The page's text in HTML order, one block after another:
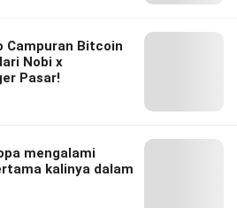
Campuran Bitcoin
Nobi x
Pasar!
mengalami
kalinya dalam